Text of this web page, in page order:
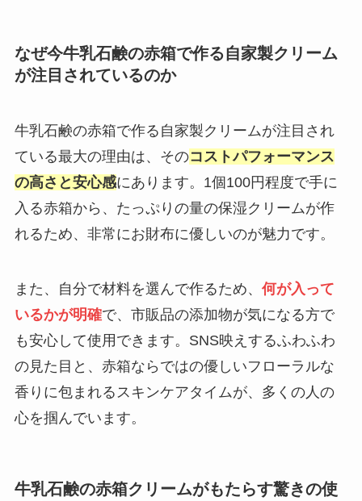
なぜ今牛乳石鹸の赤箱で作る自家製クリーム
が注目されているのか
牛乳石鹸の赤箱で作る自家製クリームが注目され
ている最大の理由は、そのコストパフォーマンス
の高さと安心感にあります。1個100円程度で手に
入る赤箱から、たっぷりの量の保湿クリームが作
れるため、非常にお財布に優しいのが魅力です。
また、自分で材料を選んで作るため、 何が入って
いるかが明確で、市販品の添加物が気になる方で
も安心して使用できます。SNS映えするふわふわ
の見た目と、赤箱ならではの優しいフローラルな
香りに包まれるスキンケアタイムが、多くの人の
心を掴んでいます。
牛乳石鹸の赤箱クリームがもたらす驚きの使